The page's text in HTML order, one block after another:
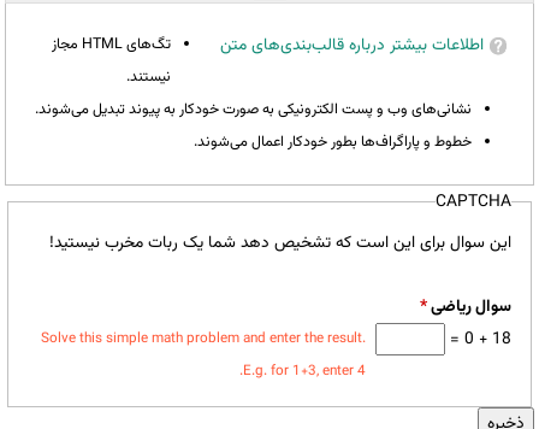
اطلاعات بیشتر درباره قالب‌بندی‌های متن
تگ‌های HTML مجاز
نیستند.
نشانی‌های وب و پست الکترونیکی به صورت خودکار به پیوند تبدیل می‌شوند.
خطوط و پاراگراف‌ها بطور خودکار اعمال می‌شوند.
CAPTCHA
این سوال برای این است که تشخیص دهد شما یک ربات مخرب نیستید!
سوال ریاضی*
18 + 0 =
Solve this simple math problem and enter the result.
E.g. for 1+3, enter 4.